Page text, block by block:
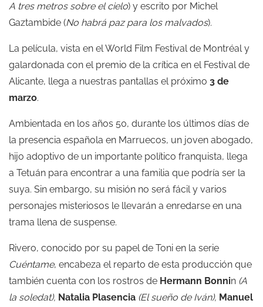
A tres metros sobre el cielo) y escrito por Michel
Gaztambide (No habrá paz para los malvados).
La película, vista en el World Film Festival de Montréal y
galardonada con el premio de la crítica en el Festival de
Alicante, llega a nuestras pantallas el próximo 3 de
marzo.
Ambientada en los años 50, durante los últimos días de
la presencia española en Marruecos, un joven abogado,
hijo adoptivo de un importante político franquista, llega
a Tetuán para encontrar a una familia que podría ser la
suya. Sin embargo, su misión no será fácil y varios
personajes misteriosos le llevarán a enredarse en una
trama llena de suspense.
Rivero, conocido por su papel de Toni en la serie
Cuéntame, encabeza el reparto de esta producción que
también cuenta con los rostros de Hermann Bonnin (A
la soledat), Natalia Plasencia (El sueño de Iván), Manuel